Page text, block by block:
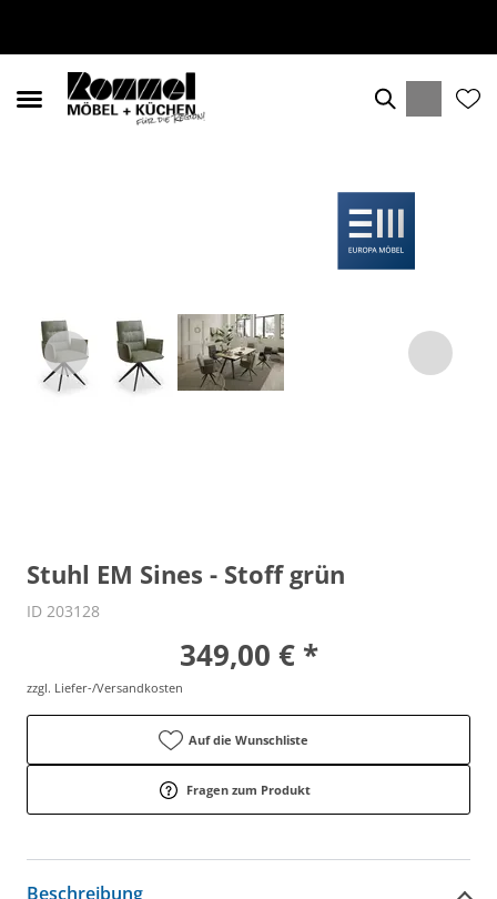
Stuhl EM Sines - Stoff grün
ID 203128
349,00 € *
zzgl. Liefer-/Versandkosten
Auf die Wunschliste
Fragen zum Produkt
Beschreibung